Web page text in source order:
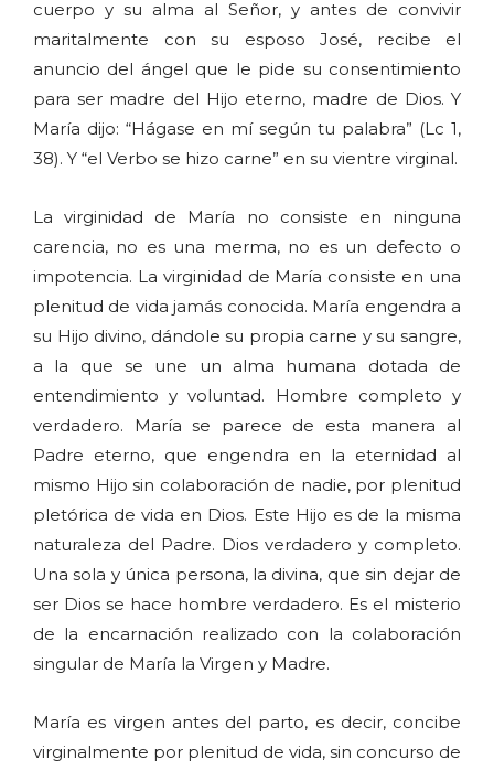
cuerpo y su alma al Señor, y antes de convivir
maritalmente con su esposo José, recibe el
anuncio del ángel que le pide su consentimiento
para ser madre del Hijo eterno, madre de Dios. Y
María dijo: “Hágase en mí según tu palabra” (Lc 1,
38). Y “el Verbo se hizo carne” en su vientre virginal.
La virginidad de María no consiste en ninguna
carencia, no es una merma, no es un defecto o
impotencia. La virginidad de María consiste en una
plenitud de vida jamás conocida. María engendra a
su Hijo divino, dándole su propia carne y su sangre,
a la que se une un alma humana dotada de
entendimiento y voluntad. Hombre completo y
verdadero. María se parece de esta manera al
Padre eterno, que engendra en la eternidad al
mismo Hijo sin colaboración de nadie, por plenitud
pletórica de vida en Dios. Este Hijo es de la misma
naturaleza del Padre. Dios verdadero y completo.
Una sola y única persona, la divina, que sin dejar de
ser Dios se hace hombre verdadero. Es el misterio
de la encarnación realizado con la colaboración
singular de María la Virgen y Madre.
María es virgen antes del parto, es decir, concibe
virginalmente por plenitud de vida, sin concurso de